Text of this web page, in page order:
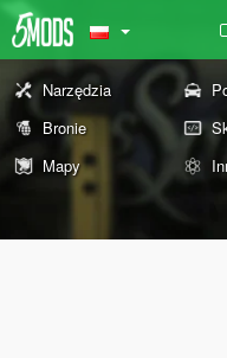
Narzędzia
Bronie
Mapy